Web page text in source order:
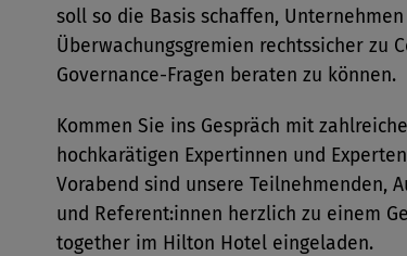
soll so die Basis schaffen, Unternehmen
Überwachungsgremien rechtssicher zu
Governance-Fragen beraten zu können.
Kommen Sie ins Gespräch mit
hochkarätigen Expertinnen und
Vorabend sind unsere Teilnehmenden,
und Referent:innen herzlich zu einem
together im Hilton Hotel eingeladen.